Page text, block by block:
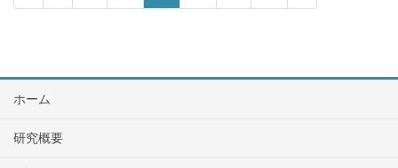
ホーム
研究概要